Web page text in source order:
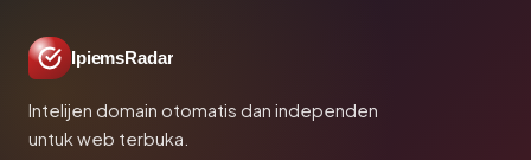
IpiemsRadar
Intelijen domain otomatis dan independen
untuk web terbuka.